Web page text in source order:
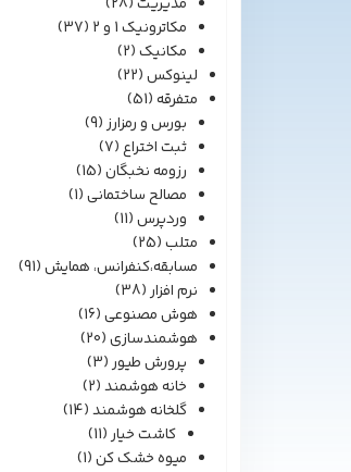
مکاترونیک 1 و 2
(37)
مکانیک(2)
لینوکس(22)
متفرقه(51)
بورس و رمزارز(9)
ثبت اختراع(7)
رزومه نخبگان(15)
مصالح ساختمانی(1)
وردپرس(11)
متلب(25)
مسابقه،کنفرانس، همایش(91)
نرم افزار(38)
هوش مصنوعی(16)
هوشمندسازی(20)
پرورش طیور(3)
خانه هوشمند(2)
گلخانه هوشمند(14)
کاشت خیار(11)
میوه خشک کن(1)